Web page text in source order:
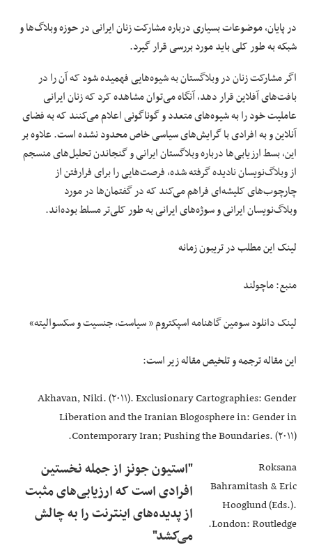
در پایان، موضوعات بسیاری درباره مشارکت زنان ایرانی در حوزه وبلاگ‌ها و
شبکه به طور کلی باید مورد بررسی قرار گیرد.
اگر مشارکت زنان در وبلاگستان به شیوه‌هایی فهمیده شود که آن را در
بافت‌های آفلاین قرار دهد، آنگاه می‌توان مشاهده کرد که زنان ایرانی
عاملیت‌ خود را به شیوه‌های متعدد و گوناگونی اعلام می‌کنند که به فضای
آنلاین و به افرادی با گرایش‌های سیاسی خاص محدود نشده است. علاوه بر
این، بسط ارزیابی‌ها درباره وبلاگستان ایرانی و گنجاندن تحلیل‌های منسجم
از وبلاگ‌نویسان نادیده گرفته شده، فرصت‌هایی را برای فرارفتن از
چارچوب‌های کلیشه‌ای فراهم می‌کند که در گفتمان‌ها در مورد
وبلاگ‌نویسان ایرانی‌ و سوژه‌های ایرانی به طور کلی‌تر مسلط بوده‌اند.
لینک این مطلب در تریبون زمانه
منبع: ماچولند
لینک دانلود سومین گاهنامه اسپکتروم « سیاست، جنسیت و سکسوالیته»
این مقاله ترجمه و تلخیص مقاله زیر است:
Akhavan, Niki. (۲۰۱۱). Exclusionary Cartographies: Gender
Liberation and the Iranian Blogosphere in: Gender in
Contemporary Iran; Pushing the Boundaries. (۲۰۱۱).
"استیون جونز از جمله نخستین
افرادی است که ارزیابی‌های مثبت
از پدید‌ه‌های اینترنت را به چالش
می‌کشد"
Roksana
Bahramitash & Eric
Hooglund (Eds.).
London: Routledge.